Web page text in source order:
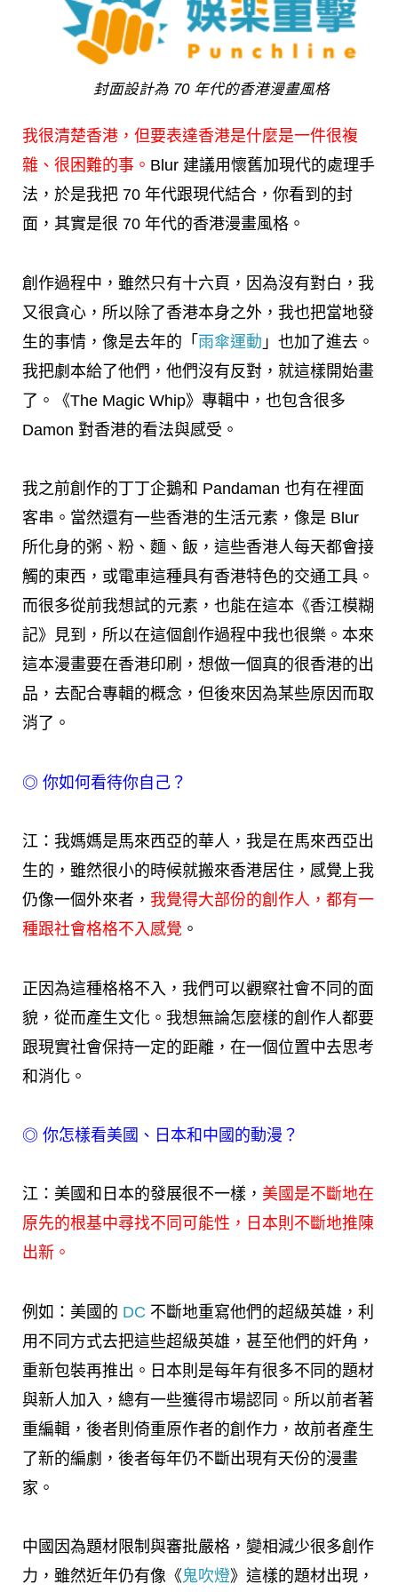
封面設計為 70 年代的香港漫畫風格
我很清楚香港，但要表達香港是什麼是一件很複
雜、很困難的事。 Blur 建議用懷舊加現代的處理手
法，於是我把 70 年代跟現代結合，你看到的封
面，其實是很 70 年代的香港漫畫風格。
創作過程中，雖然只有十六頁，因為沒有對白，我
又很貪心，所以除了香港本身之外，我也把當地發
生的事情，像是去年的「 雨傘運動 」也加了進去。
我把劇本給了他們，他們沒有反對，就這樣開始畫
了。《The Magic Whip》專輯中，也包含很多
Damon 對香港的看法與感受。
我之前創作的丁丁企鵝和 Pandaman 也有在裡面
客串。當然還有一些香港的生活元素，像是 Blur
所化身的粥、粉、麵、飯，這些香港人每天都會接
觸的東西，或電車這種具有香港特色的交通工具。
而很多從前我想試的元素，也能在這本《香江模糊
記》見到，所以在這個創作過程中我也很樂。本來
這本漫畫要在香港印刷，想做一個真的很香港的出
品，去配合專輯的概念，但後來因為某些原因而取
消了。
◎ 你如何看待你自己？
江：我媽媽是馬來西亞的華人，我是在馬來西亞出
生的，雖然很小的時候就搬來香港居住，感覺上我
仍像一個外來者， 我覺得大部份的創作人，都有一
種跟社會格格不入感覺 。
正因為這種格格不入，我們可以觀察社會不同的面
貌，從而產生文化。我想無論怎麼樣的創作人都要
跟現實社會保持一定的距離，在一個位置中去思考
和消化。
◎ 你怎樣看美國、日本和中國的動漫？
江：美國和日本的發展很不一樣， 美國是不斷地在
原先的根基中尋找不同可能性，日本則不斷地推陳
出新。
例如：美國的 DC 不斷地重寫他們的超級英雄，利
用不同方式去把這些超級英雄，甚至他們的奸角，
重新包裝再推出。日本則是每年有很多不同的題材
與新人加入，總有一些獲得市場認同。所以前者著
重編輯，後者則倚重原作者的創作力，故前者產生
了新的編劇，後者每年仍不斷出現有天份的漫畫
家。
中國因為題材限制與審批嚴格，變相減少很多創作
力，雖然近年仍有像《鬼吹燈》這樣的題材出現，